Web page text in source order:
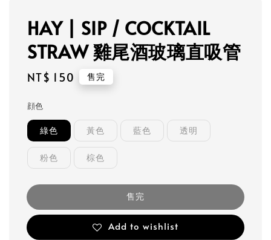
HAY | SIP / COCKTAIL
STRAW 雞尾酒玻璃直吸管
Regular
NT$ 150 售完
顔色
綠色 黃色 藍色 透明
粉色 棕色
售完
Add to wishlist